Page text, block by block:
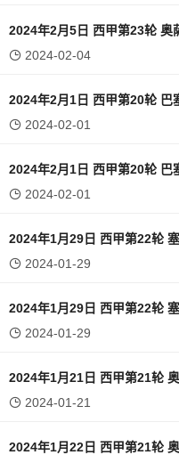
2024年2月5日 西甲第23轮 奥
2024-02-04
2024年2月1日 西甲第20轮 巴
2024-02-01
2024年2月1日 西甲第20轮 巴
2024-02-01
2024年1月29日 西甲第22轮
2024-01-29
2024年1月29日 西甲第22轮
2024-01-29
2024年1月21日 西甲第21轮
2024-01-21
2024年1月22日 西甲第21轮